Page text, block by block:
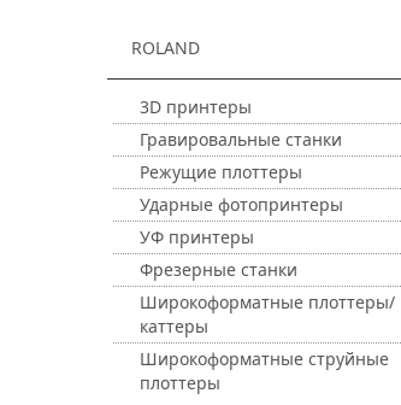
ROLAND
3D принтеры
Гравировальные станки
Режущие плоттеры
Ударные фотопринтеры
УФ принтеры
Фрезерные станки
Широкоформатные плоттеры/
каттеры
Широкоформатные струйные
плоттеры